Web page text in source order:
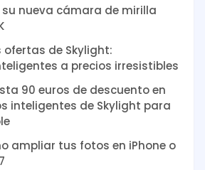
su nueva cámara de mirilla
ofertas de Skylight:
a precios irresistibles
90 euros de descuento en
inteligentes de Skylight para
ampliar tus fotos en iPhone o